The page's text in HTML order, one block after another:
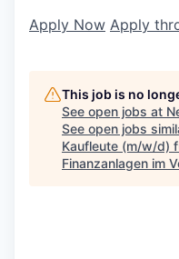
Apply Now Apply
This job is no
See open jobs at
See open jobs
Kaufleute (m/w/d)
Finanzanlagen im